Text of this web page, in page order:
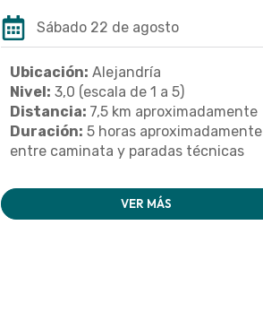
Sábado 22 de agosto
Ubicación: Alejandría
Nivel: 3,0 (escala de 1 a 5)
Distancia: 7,5 km aproximadamente
Duración: 5 horas aproximadamente
entre caminata y paradas técnicas
VER MÁS